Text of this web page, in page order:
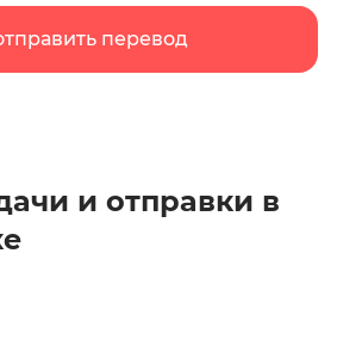
перевод
и отправки в